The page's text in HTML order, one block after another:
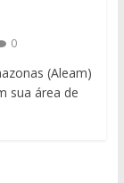
0
(Aleam)
sua área de